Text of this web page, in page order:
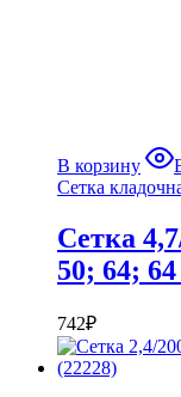
В корзину
Сетка
Сетка
50; 64;
742₽